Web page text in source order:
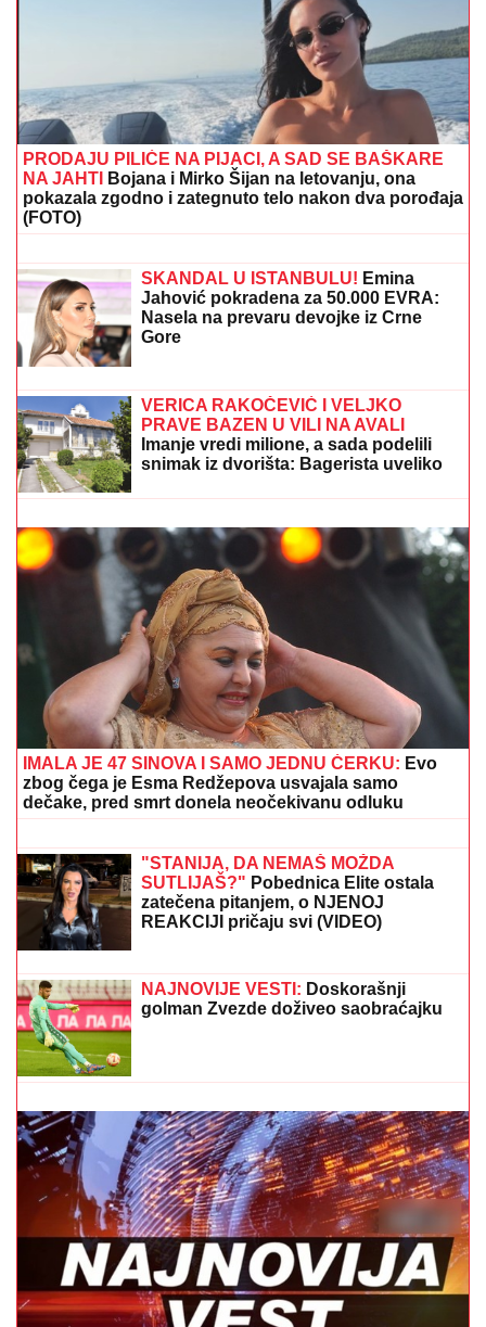
PRODAJU PILIĆE NA PIJACI, A SAD SE BAŠKARE
NA JAHTI
Bojana i Mirko Šijan na letovanju, ona
pokazala zgodno i zategnuto telo nakon dva porođaja
(FOTO)
zanemeli: Država na nogama, oglasili
se stručnjaci (FOTO)
Nasela na prevaru devojke iz Crne
Gore
EVO KAKO SE BRANI VOZAČ KAMIONA KOJI JE
POKOSIO PUTARE Saslušan u tužilaštvu u Šapcu:
Udario u pešake na putu, pa završio kod metalne
ograde
VERICA RAKOČEVIĆ I VELJKO
PRAVE BAZEN U VILI NA AVALI
Imanje vredi milione, a sada podelili
izvodi radove (Video)
"OKO SINA PERUNA NE MOŽE NIKO
DA NAM POMOGNE" Žena Ognjena
Amidžića zbog ćerke Lole unajmila
IMALA JE 47 SINOVA I SAMO JEDNU ĆERKU:
Evo
zbog čega je Esma Redžepova usvajala samo
dečake, pred smrt donela neočekivanu odluku
FILMSKA SCENA:
Kućni pas spasao
čoveka od medveda